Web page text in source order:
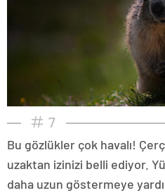
7
Bu gözlükler çok havalı!
uzaktan izinizi belli ediyor.
daha uzun göstermeye